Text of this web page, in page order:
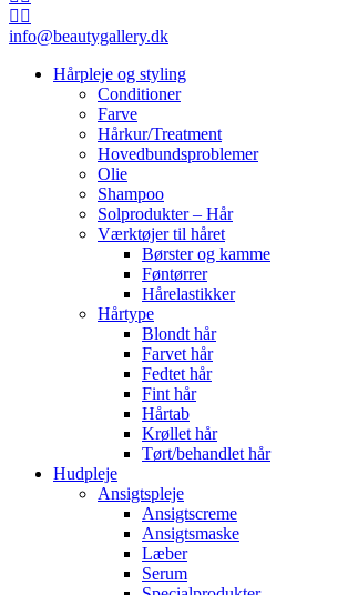
info@beautygallery.dk
Hårpleje og styling
Conditioner
Farve
Hårkur/Treatment
Hovedbundsproblemer
Olie
Shampoo
Solprodukter – Hår
Værktøjer til håret
Børster og kamme
Føntørrer
Hårelastikker
Hårtype
Blondt hår
Farvet hår
Fedtet hår
Fint hår
Hårtab
Krøllet hår
Tørt/behandlet hår
Hudpleje
Ansigtspleje
Ansigtscreme
Ansigtsmaske
Læber
Serum